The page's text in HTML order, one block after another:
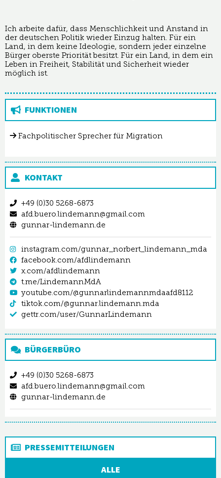
Ich arbeite dafür, dass Menschlichkeit und Anstand in
der deutschen Politik wieder Einzug halten. Für ein
Land, in dem keine Ideologie, sondern jeder einzelne
Bürger oberste Priorität besitzt. Für ein Land, in dem ein
Leben in Freiheit, Stabilität und Sicherheit wieder
möglich ist.
FUNKTIONEN
Fachpolitischer Sprecher für Migration
KONTAKT
+49 (0)30 5268-6873
afd.buero.lindemann@gmail.com
gunnar-lindemann.de
instagram.com/gunnar_norbert_lindemann_mda
facebook.com/afdlindemann
x.com/afdlindemann
t.me/LindemannMdA
youtube.com/@gunnarlindemannmdaafd8112
tiktok.com/@gunnar.lindemann.mda
gettr.com/user/GunnarLindemann
BÜRGERBÜRO
+49 (0)30 5268-6873
afd.buero.lindemann@gmail.com
gunnar-lindemann.de
PRESSEMITTEILUNGEN
ALLE